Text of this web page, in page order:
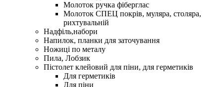
Молоток ручка фіберглас
Молоток СПЕЦ покрів, муляра, столяра,
рихтувальній
Надфіль,набори
Напилок, планки для заточування
Ножиці по металу
Пила, Лобзик
Пістолет клейовий для піни, для герметиків
Для герметиків
Для піни